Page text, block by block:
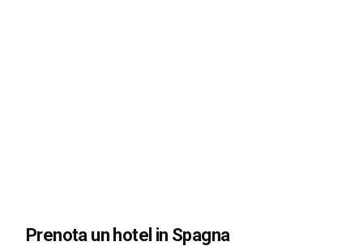
Prenota un hotel in Spagna